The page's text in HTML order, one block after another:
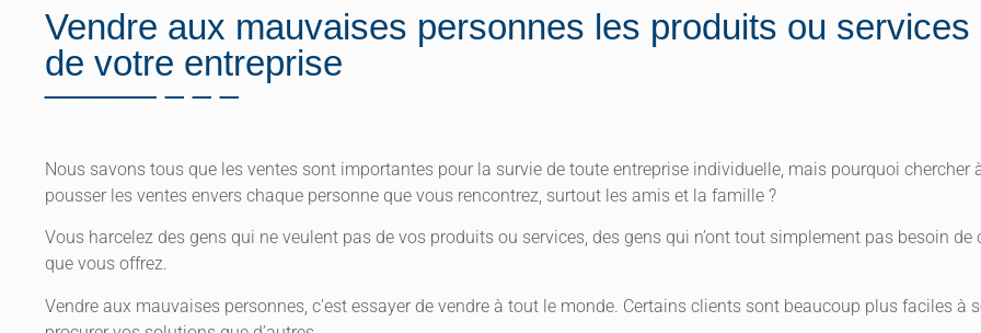
Vendre aux mauvaises personnes les produits ou services
de votre entreprise
Nous savons tous que les ventes sont importantes pour la survie de toute entreprise individuelle, mais pourquoi chercher
pousser les ventes envers chaque personne que vous rencontrez, surtout les amis et la famille ?
Vous harcelez des gens qui ne veulent pas de vos produits ou services, des gens qui n’ont tout simplement pas besoin de
que vous offrez.
Vendre aux mauvaises personnes, c’est essayer de vendre à tout le monde. Certains clients sont beaucoup plus faciles à